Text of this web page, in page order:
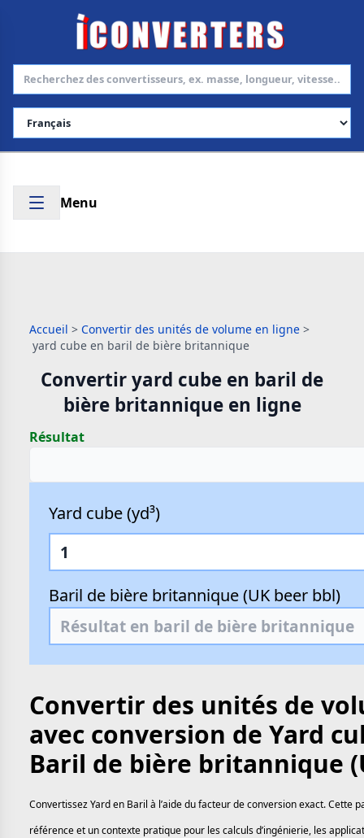
Choisir la langue
Menu
Accueil > Convertir des unités de volume en ligne >
yard cube en baril de bière britannique
Convertir yard cube en baril de
bière britannique en ligne
Résultat
Yard cube (yd³)
Baril de bière britannique (UK beer bbl)
Convertir des unités de
avec conversion de Yard
Baril de bière britannique
Convertissez Yard en Baril à l’aide du facteur de conversion exact. Cette
référence et un contexte pratique pour les calculs d’ingénierie, les